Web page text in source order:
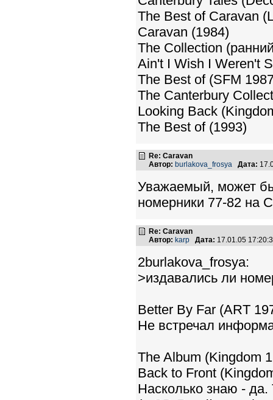
The Best of Caravan
Caravan (1984)
The Collection
Ain't I Wish I Weren't
The Best of (SFM
The Canterbury
Looking Back
The Best of (1993)
Re: Caravan
Автор: burlakova_frosya Дата:
Уважаемый, может
номерники 77-82 на
Re: Caravan
Автор: karp Дата: 17.01.05
2burlakova_frosya:
>издавались ли
Better By Far (ART
Не встречал
The Album (Kingdom
Back to Front
Насколько знаю -